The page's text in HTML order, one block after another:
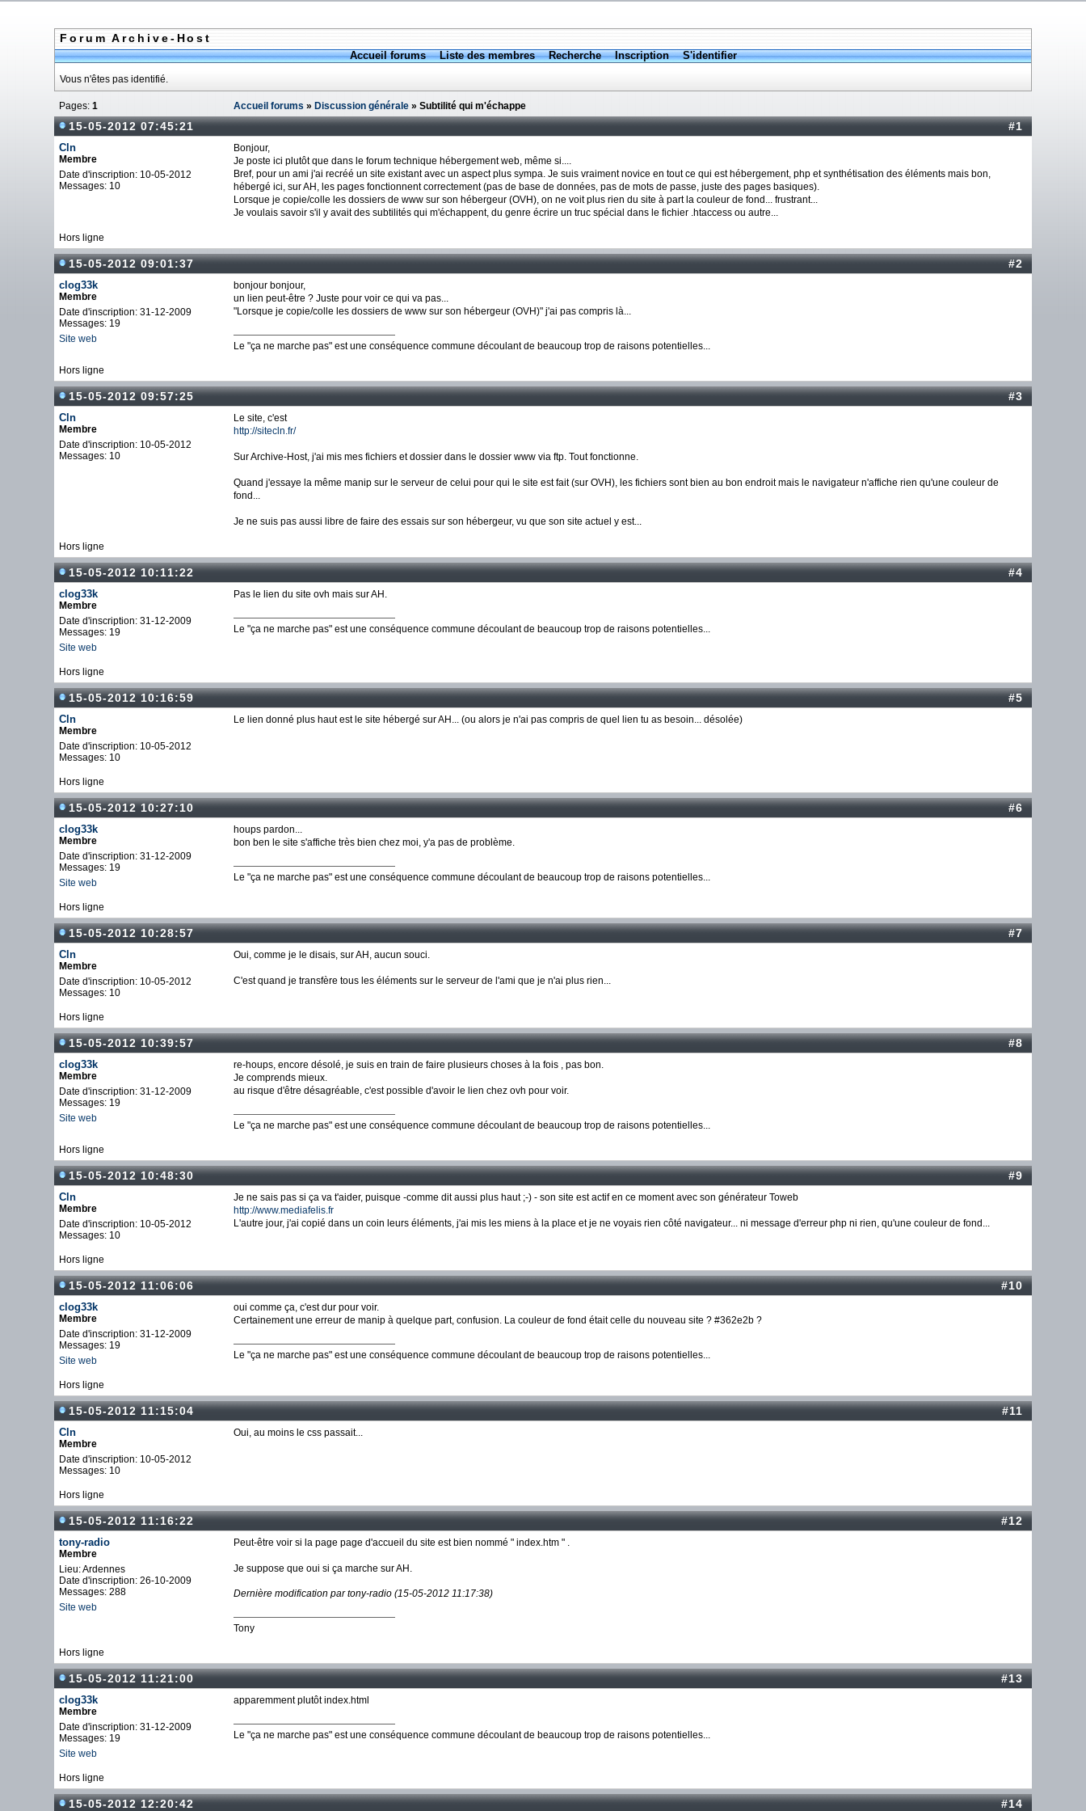
Forum Archive-Host
Accueil forums Liste des membres Recherche Inscription S'identifier
Vous n'êtes pas identifié.
Pages:1 Accueil forums » Discussion générale » Subtilité qui m'échappe
#1
15-05-2012 07:45:21
Cln
Membre
Date d'inscription: 10-05-2012
Messages: 10
Bonjour,
Je poste ici plutôt que dans le forum technique hébergement web, même si....
Bref, pour un ami j'ai recréé un site existant avec un aspect plus sympa. Je suis vraiment novice en tout ce qui est hébergement, php et synthétisation des éléments mais bon,
hébergé ici, sur AH, les pages fonctionnent correctement (pas de base de données, pas de mots de passe, juste des pages basiques).
Lorsque je copie/colle les dossiers de www sur son hébergeur (OVH), on ne voit plus rien du site à part la couleur de fond... frustrant...
Je voulais savoir s'il y avait des subtilités qui m'échappent, du genre écrire un truc spécial dans le fichier .htaccess ou autre...
Hors ligne
#2
15-05-2012 09:01:37
clog33k
Membre
Date d'inscription: 31-12-2009
Messages: 19
Site web
bonjour bonjour,
un lien peut-être ? Juste pour voir ce qui va pas...
"Lorsque je copie/colle les dossiers de www sur son hébergeur (OVH)" j'ai pas compris là...
Le "ça ne marche pas" est une conséquence commune découlant de beaucoup trop de raisons potentielles...
Hors ligne
#3
15-05-2012 09:57:25
Cln
Membre
Date d'inscription: 10-05-2012
Messages: 10
Le site, c'est
http://sitecln.fr/
Sur Archive-Host, j'ai mis mes fichiers et dossier dans le dossier www via ftp. Tout fonctionne.
Quand j'essaye la même manip sur le serveur de celui pour qui le site est fait (sur OVH), les fichiers sont bien au bon endroit mais le navigateur n'affiche rien qu'une couleur de
fond...
Je ne suis pas aussi libre de faire des essais sur son hébergeur, vu que son site actuel y est...
Hors ligne
#4
15-05-2012 10:11:22
clog33k
Membre
Date d'inscription: 31-12-2009
Messages: 19
Site web
Pas le lien du site ovh mais sur AH.
Le "ça ne marche pas" est une conséquence commune découlant de beaucoup trop de raisons potentielles...
Hors ligne
#5
15-05-2012 10:16:59
Cln
Membre
Date d'inscription: 10-05-2012
Messages: 10
Le lien donné plus haut est le site hébergé sur AH... (ou alors je n'ai pas compris de quel lien tu as besoin... désolée)
Hors ligne
#6
15-05-2012 10:27:10
clog33k
Membre
Date d'inscription: 31-12-2009
Messages: 19
Site web
houps pardon...
bon ben le site s'affiche très bien chez moi, y'a pas de problème.
Le "ça ne marche pas" est une conséquence commune découlant de beaucoup trop de raisons potentielles...
Hors ligne
#7
15-05-2012 10:28:57
Cln
Membre
Date d'inscription: 10-05-2012
Messages: 10
Oui, comme je le disais, sur AH, aucun souci.
C'est quand je transfère tous les éléments sur le serveur de l'ami que je n'ai plus rien...
Hors ligne
#8
15-05-2012 10:39:57
clog33k
Membre
Date d'inscription: 31-12-2009
Messages: 19
Site web
re-houps, encore désolé, je suis en train de faire plusieurs choses à la fois , pas bon.
Je comprends mieux.
au risque d'être désagréable, c'est possible d'avoir le lien chez ovh pour voir.
Le "ça ne marche pas" est une conséquence commune découlant de beaucoup trop de raisons potentielles...
Hors ligne
#9
15-05-2012 10:48:30
Cln
Membre
Date d'inscription: 10-05-2012
Messages: 10
Je ne sais pas si ça va t'aider, puisque -comme dit aussi plus haut ;-) - son site est actif en ce moment avec son générateur Toweb
http://www.mediafelis.fr
L'autre jour, j'ai copié dans un coin leurs éléments, j'ai mis les miens à la place et je ne voyais rien côté navigateur... ni message d'erreur php ni rien, qu'une couleur de fond...
Hors ligne
#10
15-05-2012 11:06:06
clog33k
Membre
Date d'inscription: 31-12-2009
Messages: 19
Site web
oui comme ça, c'est dur pour voir.
Certainement une erreur de manip à quelque part, confusion. La couleur de fond était celle du nouveau site ? #362e2b ?
Le "ça ne marche pas" est une conséquence commune découlant de beaucoup trop de raisons potentielles...
Hors ligne
#11
15-05-2012 11:15:04
Cln
Membre
Date d'inscription: 10-05-2012
Messages: 10
Oui, au moins le css passait...
Hors ligne
#12
15-05-2012 11:16:22
tony-radio
Membre
Lieu: Ardennes
Date d'inscription: 26-10-2009
Messages: 288
Site web
Peut-être voir si la page page d'accueil du site est bien nommé " index.htm " .
Je suppose que oui si ça marche sur AH.
Dernière modification par tony-radio (15-05-2012 11:17:38)
Tony
Hors ligne
#13
15-05-2012 11:21:00
clog33k
Membre
Date d'inscription: 31-12-2009
Messages: 19
Site web
apparemment plutôt index.html
Le "ça ne marche pas" est une conséquence commune découlant de beaucoup trop de raisons potentielles...
Hors ligne
#14
15-05-2012 12:20:42